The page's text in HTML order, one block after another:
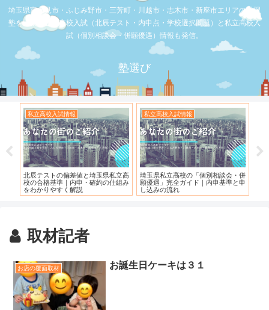
埼玉県富士見市・ふじみ野市・三芳町・川越市・志木市・新座市エリアの学習
塾を比較。公立高校入試（北辰テスト・内申点・学校選択問題）と私立高校入
試（個別相談会・併願優遇）情報も発信。
塾選び
私立高校入試情報
北辰テストの偏差値と埼玉県私立高
校の合格基準｜内申・確約の仕組み
をわかりやすく解説
私立高校入試情報
埼玉県私立高校の「個別相談会・併
願優遇」完全ガイド｜内申基準と申
し込みの流れ
取材記者
お店の覆面取材 お誕生日ケーキは３１